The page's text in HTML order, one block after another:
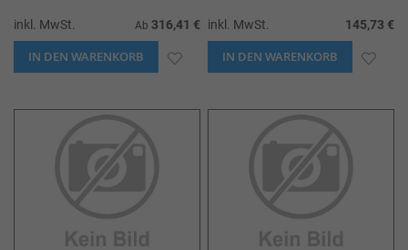
inkl. MwSt. Ab 316,41 €
IN DEN WARENKORB ZUR
inkl. MwSt. 145,73 €
IN DEN WARENKORB ZUR